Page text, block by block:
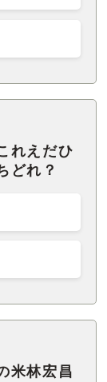
れえだひ
どれ？
米林宏昌